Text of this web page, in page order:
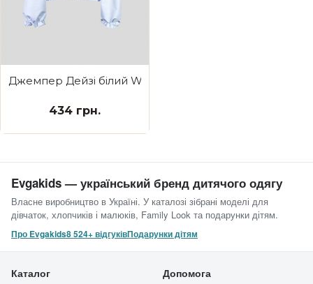
Джемпер Дейзі білий We wish you a Merry Christmas
434 грн.
Evgakids — український бренд дитячого одягу
Власне виробництво в Україні. У каталозі зібрані моделі для
дівчаток, хлопчиків і малюків, Family Look та подарунки дітям.
Про Evgakids8 524+ відгуківПодарунки дітям
Каталог Допомога